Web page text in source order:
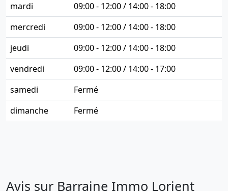
mardi
09:00 - 12:00 / 14:00 - 18:00
mercredi
09:00 - 12:00 / 14:00 - 18:00
jeudi
09:00 - 12:00 / 14:00 - 18:00
vendredi
09:00 - 12:00 / 14:00 - 17:00
samedi
Fermé
dimanche
Fermé
Avis sur Barraine Immo Lorient